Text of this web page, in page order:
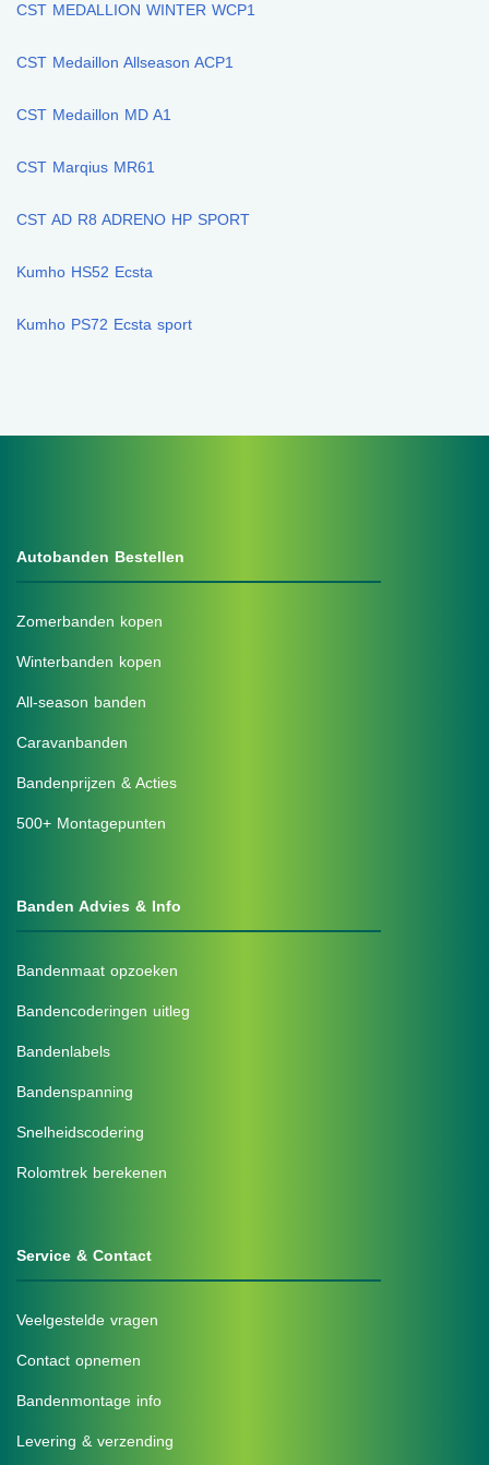
CST MEDALLION WINTER WCP1
CST Medaillon Allseason ACP1
CST Medaillon MD A1
CST Marqius MR61
CST AD R8 ADRENO HP SPORT
Kumho HS52 Ecsta
Kumho PS72 Ecsta sport
Autobanden Bestellen
Zomerbanden kopen
Winterbanden kopen
All-season banden
Caravanbanden
Bandenprijzen & Acties
500+ Montagepunten
Banden Advies & Info
Bandenmaat opzoeken
Bandencoderingen uitleg
Bandenlabels
Bandenspanning
Snelheidscodering
Rolomtrek berekenen
Service & Contact
Veelgestelde vragen
Contact opnemen
Bandenmontage info
Levering & verzending